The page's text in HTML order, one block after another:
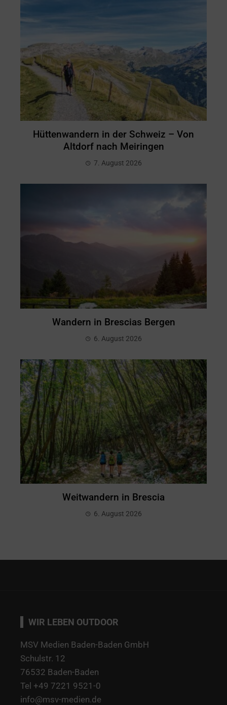
Hüttenwandern in der Schweiz – Von
Altdorf nach Meiringen
7. August 2026
Wandern in Brescias Bergen
6. August 2026
Weitwandern in Brescia
6. August 2026
WIR LEBEN OUTDOOR
MSV Medien Baden-Baden GmbH
Schulstr. 12
76532 Baden-Baden
Tel +49 7221 9521-0
info@msv-medien.de